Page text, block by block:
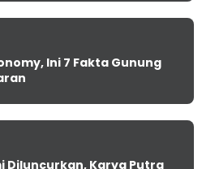
Ini 7 Fakta Gunung
Diluncurkan, Karya Putra